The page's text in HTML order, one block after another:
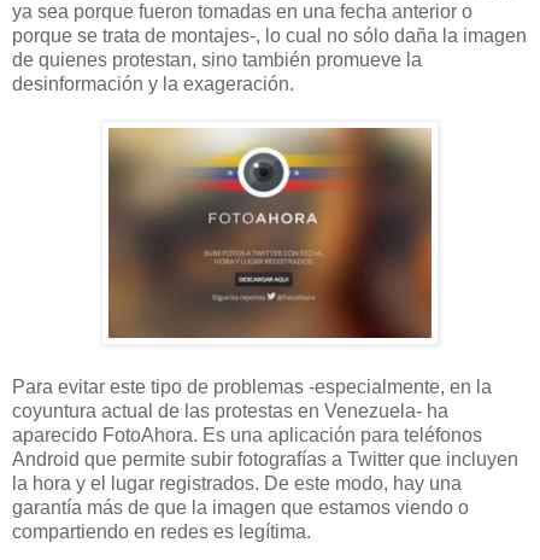
ya sea porque fueron tomadas en una fecha anterior o
porque se trata de montajes-, lo cual no sólo daña la imagen
de quienes protestan, sino también promueve la
desinformación y la exageración.
Para evitar este tipo de problemas -especialmente, en la
coyuntura actual de las protestas en Venezuela- ha
aparecido FotoAhora. Es una aplicación para teléfonos
Android que permite subir fotografías a Twitter que incluyen
la hora y el lugar registrados. De este modo, hay una
garantía más de que la imagen que estamos viendo o
compartiendo en redes es legítima.